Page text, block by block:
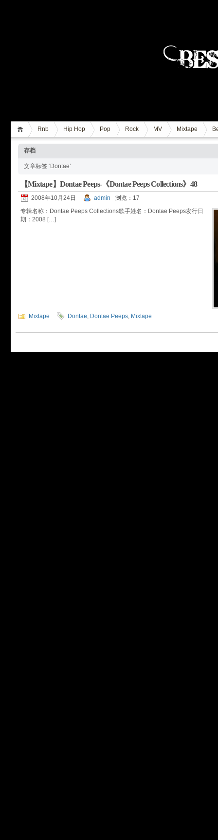
Rnb Hip Hop Pop Rock MV Mixtape
存档
文章标签 ‘Dontae’
【Mixtape】Dontae Peeps-《Dontae Peeps Collections》48
2008年10月24日 admin
浏览：17
专辑名称：Dontae Peeps Collections歌手姓名：Dontae Peeps发行日
期：2008 […]
Mixtape Dontae, Dontae Peeps, Mixtape